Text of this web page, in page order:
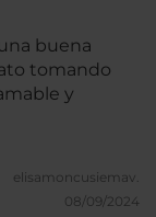
buena
tomando
y
elisamoncusiemav.
08/09/2024